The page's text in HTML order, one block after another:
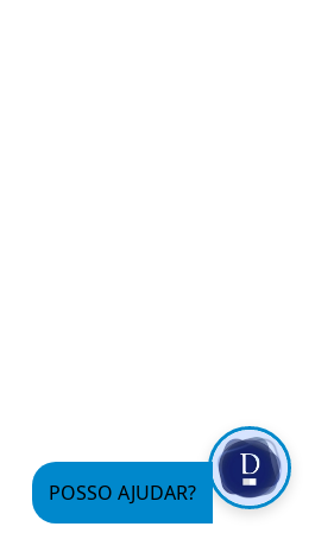
POSSO AJUDAR?